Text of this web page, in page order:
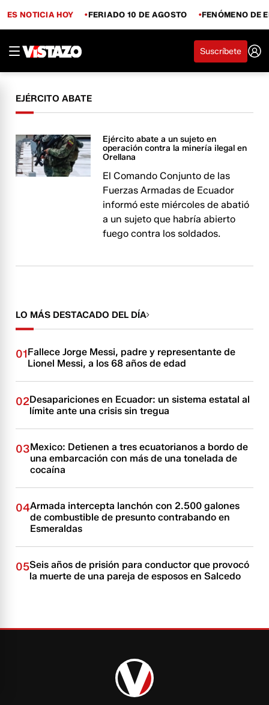
ES NOTICIA HOY FERIADO 10 DE AGOSTO FENÓMENO DE
Suscríbete
EJÉRCITO ABATE
Ejército abate a un sujeto en
operación contra la minería ilegal en
Orellana
El Comando Conjunto de las
Fuerzas Armadas de Ecuador
informó este miércoles de abatió
a un sujeto que habría abierto
fuego contra los soldados.
LO MÁS DESTACADO DEL DÍA
01Fallece Jorge Messi, padre y representante de
Lionel Messi, a los 68 años de edad
02Desapariciones en Ecuador: un sistema estatal al
límite ante una crisis sin tregua
03Mexico: Detienen a tres ecuatorianos a bordo de
una embarcación con más de una tonelada de
cocaína
04Armada intercepta lanchón con 2.500 galones
de combustible de presunto contrabando en
Esmeraldas
05Seis años de prisión para conductor que provocó
la muerte de una pareja de esposos en Salcedo